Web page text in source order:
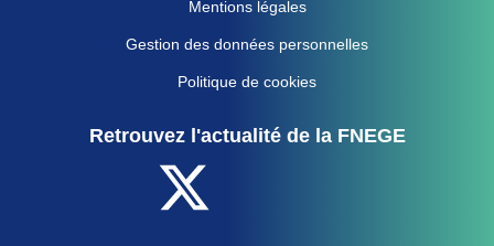
Mentions légales
Gestion des données personnelles
Politique de cookies
Retrouvez l'actualité de la FNEGE